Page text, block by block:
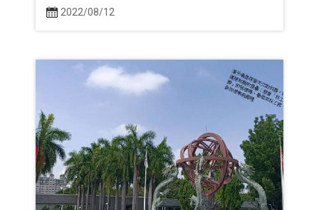
2022/08/12